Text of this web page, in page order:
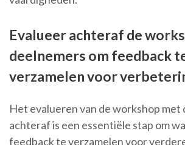
Evalueer achteraf de
deelnemers om feedback
verzamelen voor
Het evalueren van de workshop met
achteraf is een essentiële stap om
feedback te verzamelen voor